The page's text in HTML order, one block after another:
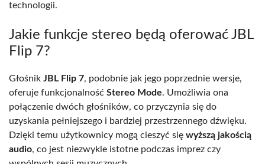
technologii.
Jakie funkcje stereo będą oferować JBL
Flip 7?
Głośnik JBL Flip 7, podobnie jak jego poprzednie wersje,
oferuje funkcjonalność Stereo Mode. Umożliwia ona
połączenie dwóch głośników, co przyczynia się do
uzyskania pełniejszego i bardziej przestrzennego dźwięku.
Dzięki temu użytkownicy mogą cieszyć się wyższą jakością
audio, co jest niezwykle istotne podczas imprez czy